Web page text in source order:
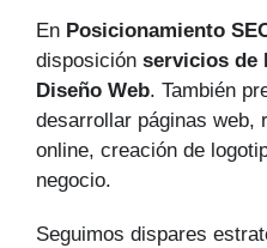
En Posicionamiento
disposición servicios de
Diseño Web. También
desarrollar páginas web,
online, creación de
negocio.
Seguimos dispares